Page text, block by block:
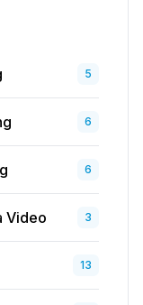
5
6
6
Video 3
13